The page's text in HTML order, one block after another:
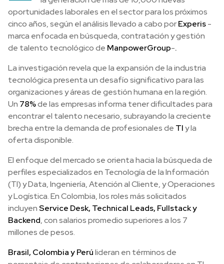
oportunidades laborales en el sector para los próximos
cinco años, según el análisis llevado a cabo porExperis-
marca enfocada en búsqueda, contratación y gestión
de talento tecnológico de ManpowerGroup-.
La investigación revela que la expansión de la industria
tecnológica presenta un desafío significativo para las
organizaciones y áreas de gestión humana en la región.
Un 78%de las empresas informa tener dificultades para
encontrar el talento necesario, subrayando la creciente
brecha entre la demanda de profesionales de TIy la
oferta disponible.
El enfoque del mercado se orienta hacia la búsqueda de
perfiles especializados en Tecnología de la Información
(TI) y Data, Ingeniería, Atención al Cliente, y Operaciones
y Logística. En Colombia, los roles más solicitados
incluyenService Desk, Technical Leads, Fullstack y
Backend, con salarios promedio superiores a los 7
millones de pesos.
Brasil, Colombia y Perúlideran en términos de